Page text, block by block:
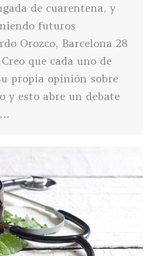
de cuarentena, y
futuros
Orozco, Barcelona 28
que cada uno de
propia opinión sobre
y esto abre un debate